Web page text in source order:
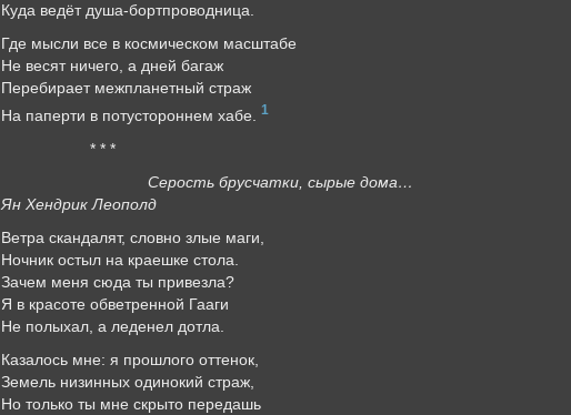
Куда ведёт душа-бортпроводница.
Где мысли все в космическом масштабе
Не весят ничего, а дней багаж
Перебирает межпланетный страж
На паперти в потустороннем хабе.
1
* * *
Серость брусчатки, сырые дома…
Ян Хендрик Леополд
Ветра скандалят, словно злые маги,
Ночник остыл на краешке стола.
Зачем меня сюда ты привезла?
Я в красоте обветренной Гааги
Не полыхал, а леденел дотла.
Казалось мне: я прошлого оттенок,
Земель низинных одинокий страж,
Но только ты мне скрыто передашь